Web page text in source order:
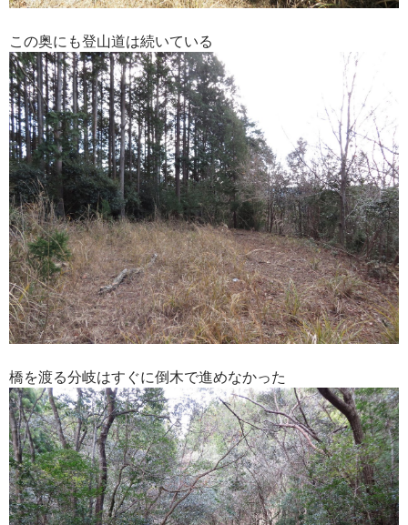
この奥にも登山道は続いている
橋を渡る分岐はすぐに倒木で進めなかった